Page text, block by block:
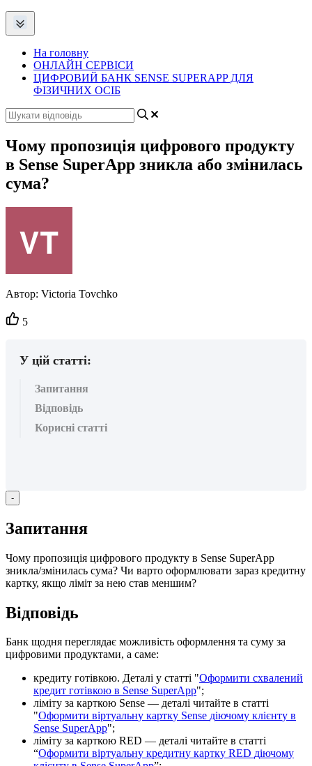
На головну
ОНЛАЙН СЕРВІСИ
ЦИФРОВИЙ БАНК SENSE SUPERAPP ДЛЯ
ФІЗИЧНИХ ОСІБ
Чому пропозиція цифрового продукту
в Sense SuperApp зникла або змінилась
сума?
Автор: Victoria Tovchko
Кількість
вподобайок:
5
У цій статті:
Запитання
Відповідь
Корисні статті
-
Запитання
Чому пропозиція цифрового продукту в Sense SuperApp
зникла/змінилась сума? Чи варто оформлювати зараз кредитну
картку, якщо ліміт за нею став меншим?
Відповідь
Банк щодня переглядає можливість оформлення та суму за
цифровими продуктами, а саме:
кредиту готівкою. Деталі у статті "Оформити схвалений
кредит готівкою в Sense SuperApp";
ліміту за карткою Sense — деталі читайте в статті
"Оформити віртуальну картку Sense діючому клієнту в
Sense SuperApp";
ліміту за карткою RED — деталі читайте в статті
“Оформити віртуальну кредитну картку RED діючому